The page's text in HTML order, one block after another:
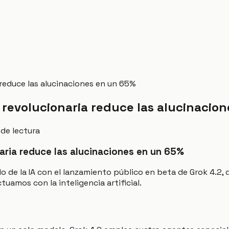
las alucinaciones en un 65%
reduce las
lectura
reduce las alucinaciones en un 65%
de la IA con el lanzamiento público en beta de Grok
con la inteligencia artificial.